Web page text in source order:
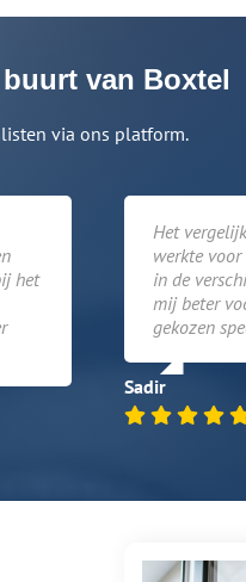
van Boxtel
via ons platform.
het
Het
werkte
in de
mij beter
gekozen
Sadir